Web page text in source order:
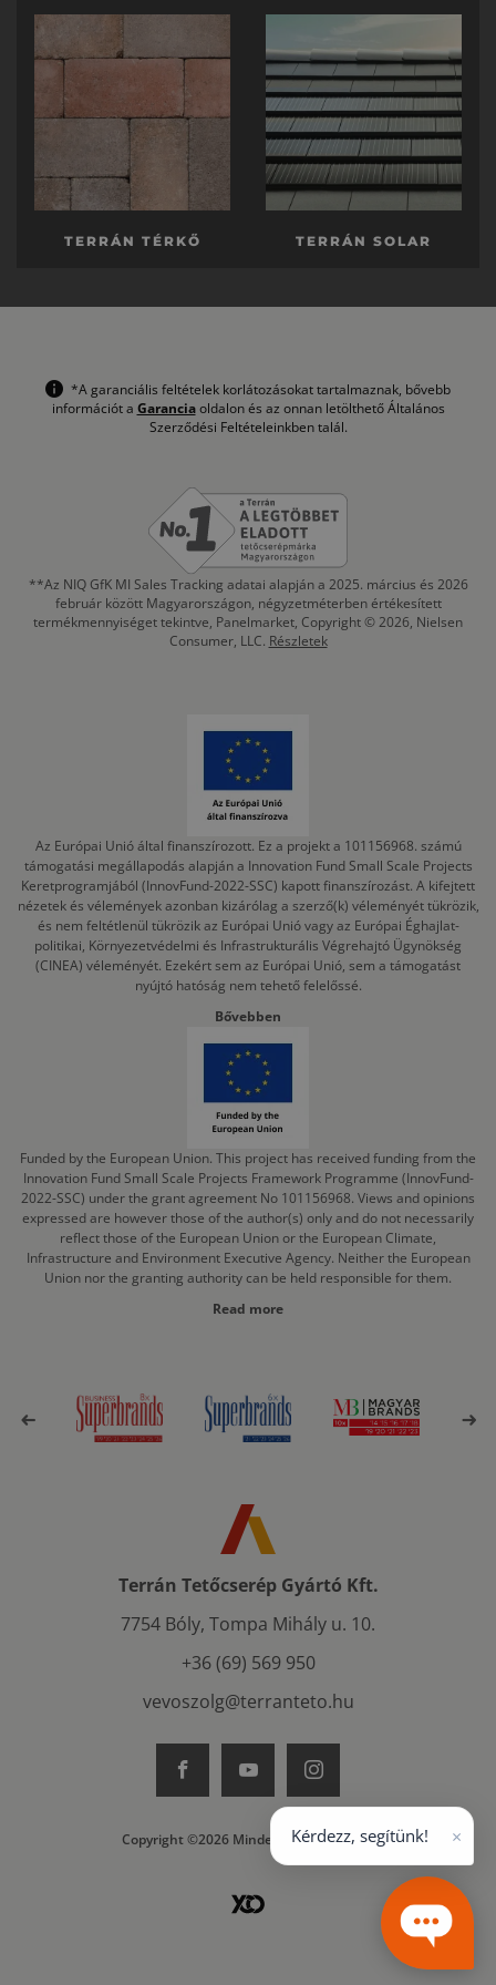
TERRÁN TÉRKŐ TERRÁN SOLAR
*A garanciális feltételek korlátozásokat tartalmaznak, bővebb
információt a Garanciaoldalon és az onnan letölthető Általános
Szerződési Feltételeinkben talál.
**Az NIQ GfK MI Sales Tracking adatai alapján a 2025. március és 2026
február között Magyarországon, négyzetméterben értékesített
termékmennyiséget tekintve, Panelmarket, Copyright © 2026, Nielsen
Consumer, LLC. Részletek
Az Európai Unió által finanszírozott. Ez a projekt a 101156968. számú
támogatási megállapodás alapján a Innovation Fund Small Scale Projects
Keretprogramjából (InnovFund-2022-SSC) kapott finanszírozást. A kifejtett
nézetek és vélemények azonban kizárólag a szerző(k) véleményét tükrözik,
és nem feltétlenül tükrözik az Európai Unió vagy az Európai Éghajlat-
politikai, Környezetvédelmi és Infrastrukturális Végrehajtó Ügynökség
(CINEA) véleményét. Ezekért sem az Európai Unió, sem a támogatást
nyújtó hatóság nem tehető felelőssé.
Bővebben
Funded by the European Union. This project has received funding from the
Innovation Fund Small Scale Projects Framework Programme (InnovFund-
2022-SSC) under the grant agreement No 101156968. Views and opinions
expressed are however those of the author(s) only and do not necessarily
reflect those of the European Union or the European Climate,
Infrastructure and Environment Executive Agency. Neither the European
Union nor the granting authority can be held responsible for them.
Read more
Terrán Tetőcserép Gyártó Kft.
7754 Bóly, Tompa Mihály u. 10.
+36 (69) 569 950
vevoszolg@terranteto.hu
Copyright ©2026 Minden jog fenntartva
Kérdezz, segítünk! ×